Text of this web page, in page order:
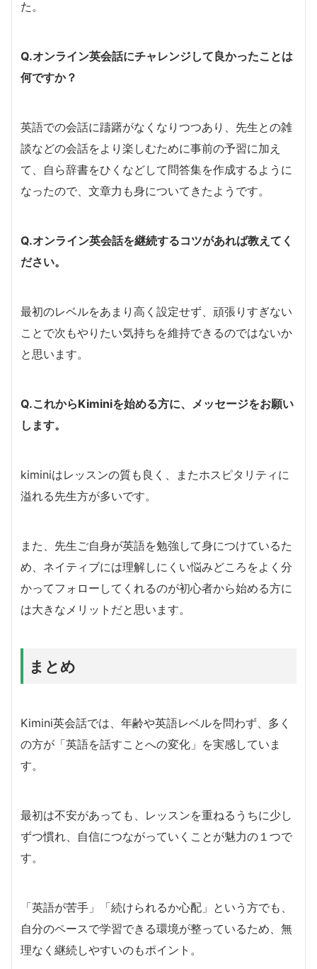
た。
Q.オンライン英会話にチャレンジして良かったことは
何ですか？
英語での会話に躊躇がなくなりつつあり、先生との雑
談などの会話をより楽しむために事前の予習に加え
て、自ら辞書をひくなどして問答集を作成するように
なったので、文章力も身についてきたようです。
Q.オンライン英会話を継続するコツがあれば教えてく
ださい。
最初のレベルをあまり高く設定せず、頑張りすぎない
ことで次もやりたい気持ちを維持できるのではないか
と思います。
Q.これからKiminiを始める方に、メッセージをお願い
します。
kiminiはレッスンの質も良く、またホスピタリティに
溢れる先生方が多いです。
また、先生ご自身が英語を勉強して身につけているた
め、ネイティブには理解しにくい悩みどころをよく分
かってフォローしてくれるのが初心者から始める方に
は大きなメリットだと思います。
まとめ
Kimini英会話では、年齢や英語レベルを問わず、多く
の方が「英語を話すことへの変化」を実感していま
す。
最初は不安があっても、レッスンを重ねるうちに少し
ずつ慣れ、自信につながっていくことが魅力の１つで
す。
「英語が苦手」「続けられるか心配」という方でも、
自分のペースで学習できる環境が整っているため、無
理なく継続しやすいのもポイント。